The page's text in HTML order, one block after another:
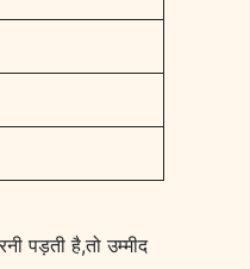
पड़ती है,तो उम्मीद